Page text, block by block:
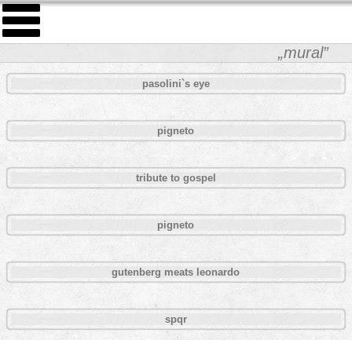
„mural”
pasolini`s eye
pigneto
tribute to gospel
pigneto
gutenberg meats leonardo
spqr